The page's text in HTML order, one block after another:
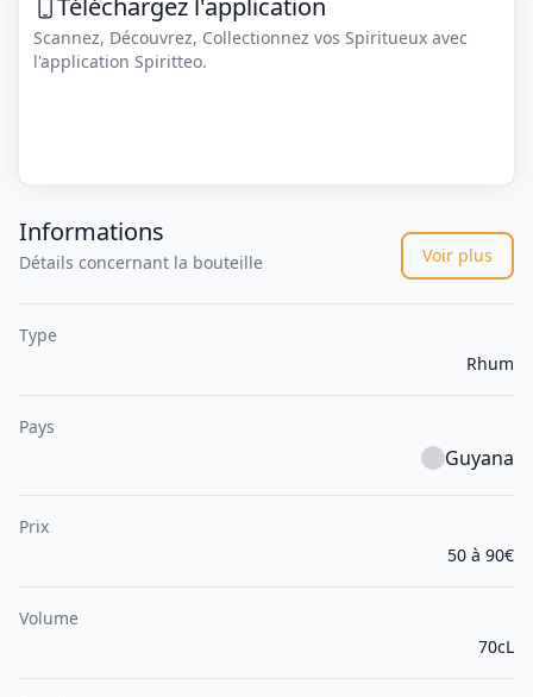
Téléchargez l'application
Scannez, Découvrez, Collectionnez vos Spiritueux avec
l'application Spiritteo.
Informations
Détails concernant la bouteille Voir plus
Type
Rhum
Pays
Guyana
Prix
50 à 90€
Volume
70cL